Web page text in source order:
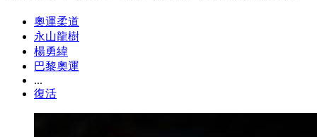
奧運柔道
永山龍樹
楊勇緯
巴黎奧運
...
復活